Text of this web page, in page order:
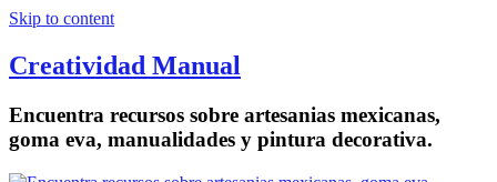
Skip to content
Creatividad Manual
Encuentra recursos sobre artesanias mexicanas,
goma eva, manualidades y pintura decorativa.